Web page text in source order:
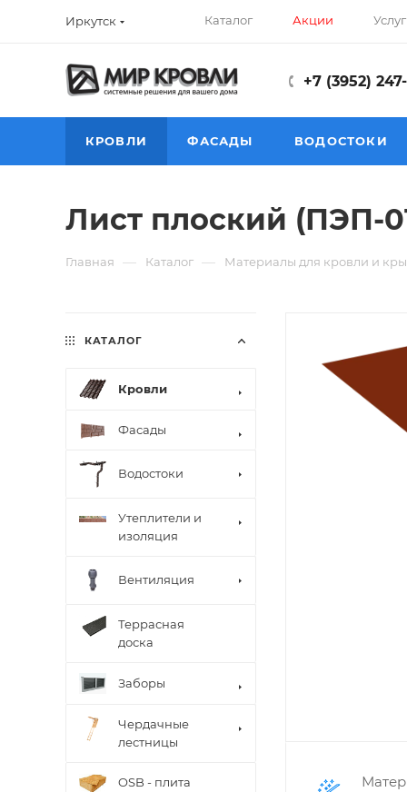
Иркутск Каталог Акции
+7 (3952)
КРОВЛИ ФАСАДЫ ВОДОСТОКИ
Лист плоский (ПЭП-
Главная — Каталог — Материалы для кровли и
КАТАЛОГ
Кровли
Фасады
Водостоки
Утеплители и
изоляция
Вентиляция
Террасная
доска
Заборы
Чердачные
лестницы
OSB - плита